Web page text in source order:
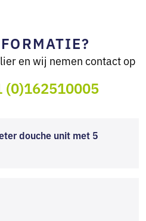
en wij nemen contact op
(0)162510005
douche unit met 5